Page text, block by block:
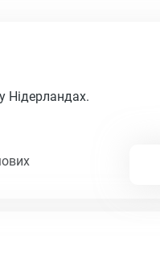
Нідерландах.